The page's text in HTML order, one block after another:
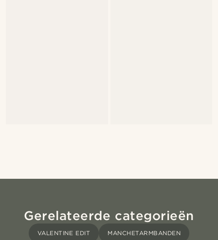
Gerelateerde categorieën
VALENTINE EDIT MANCHETARMBANDEN